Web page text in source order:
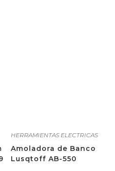
HERRAMIENTAS ELECTRICAS
Amoladora de Banco
Lusqtoff AB-550